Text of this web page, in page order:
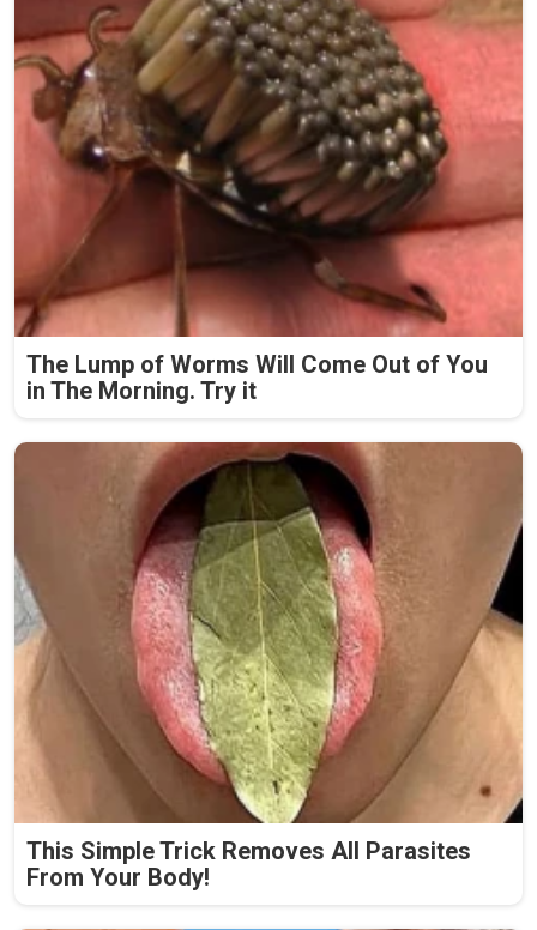
The Lump of Worms Will Come Out of You
in The Morning. Try it
This Simple Trick Removes All Parasites
From Your Body!